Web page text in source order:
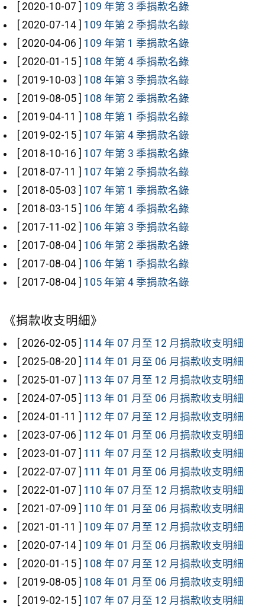
[ 2020-10-07 ] 109 年第 3 季捐款名錄
[ 2020-07-14 ] 109 年第 2 季捐款名錄
[ 2020-04-06 ] 109 年第 1 季捐款名錄
[ 2020-01-15 ] 108 年第 4 季捐款名錄
[ 2019-10-03 ] 108 年第 3 季捐款名錄
[ 2019-08-05 ] 108 年第 2 季捐款名錄
[ 2019-04-11 ] 108 年第 1 季捐款名錄
[ 2019-02-15 ] 107 年第 4 季捐款名錄
[ 2018-10-16 ] 107 年第 3 季捐款名錄
[ 2018-07-11 ] 107 年第 2 季捐款名錄
[ 2018-05-03 ] 107 年第 1 季捐款名錄
[ 2018-03-15 ] 106 年第 4 季捐款名錄
[ 2017-11-02 ] 106 年第 3 季捐款名錄
[ 2017-08-04 ] 106 年第 2 季捐款名錄
[ 2017-08-04 ] 106 年第 1 季捐款名錄
[ 2017-08-04 ] 105 年第 4 季捐款名錄
《捐款收支明細》
[ 2026-02-05 ] 114 年 07 月至 12 月捐款收支明細
[ 2025-08-20 ] 114 年 01 月至 06 月捐款收支明細
[ 2025-01-07 ] 113 年 07 月至 12 月捐款收支明細
[ 2024-07-05 ] 113 年 01 月至 06 月捐款收支明細
[ 2024-01-11 ] 112 年 07 月至 12 月捐款收支明細
[ 2023-07-06 ] 112 年 01 月至 06 月捐款收支明細
[ 2023-01-07 ] 111 年 07 月至 12 月捐款收支明細
[ 2022-07-07 ] 111 年 01 月至 06 月捐款收支明細
[ 2022-01-07 ] 110 年 07 月至 12 月捐款收支明細
[ 2021-07-09 ] 110 年 01 月至 06 月捐款收支明細
[ 2021-01-11 ] 109 年 07 月至 12 月捐款收支明細
[ 2020-07-14 ] 109 年 01 月至 06 月捐款收支明細
[ 2020-01-15 ] 108 年 07 月至 12 月捐款收支明細
[ 2019-08-05 ] 108 年 01 月至 06 月捐款收支明細
[ 2019-02-15 ] 107 年 07 月至 12 月捐款收支明細